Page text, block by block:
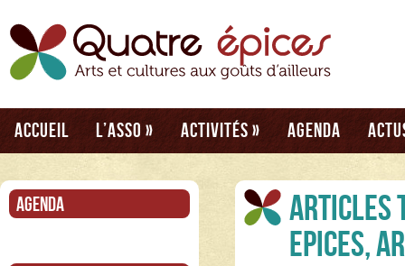
Accueil L’asso » Activités » Agenda
Agenda
Articles
Epices,